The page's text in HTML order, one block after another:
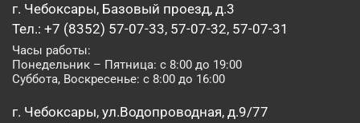
г. Чебоксары, Базовый проезд, д.3
Тел.: +7 (8352) 57-07-33, 57-07-32, 57-07-31
Часы работы:
Понедельник – Пятница: с 8:00 до 19:00
Суббота, Воскресенье: с 8:00 до 16:00
г. Чебоксары, ул.Водопроводная, д.9/77